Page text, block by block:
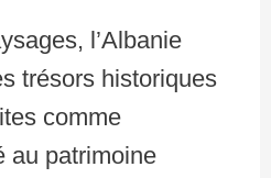
l’Albanie
trésors historiques
comme
au patrimoine